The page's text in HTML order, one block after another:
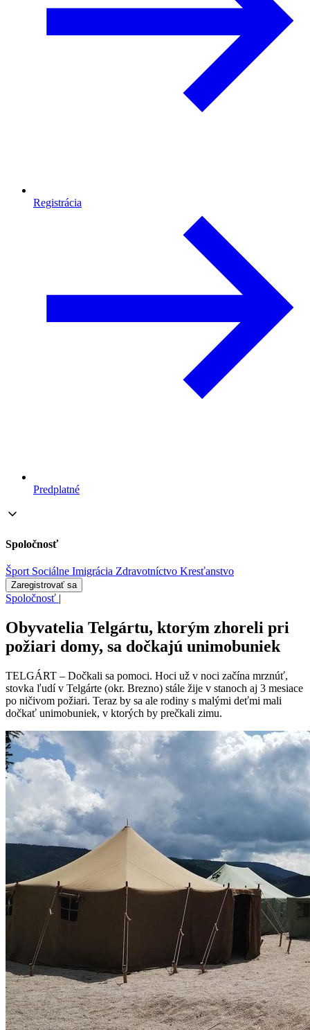
Registrácia
Predplatné
Spoločnosť
Šport Sociálne Imigrácia Zdravotníctvo Kresťanstvo
Zaregistrovať sa
Spoločnosť |
Obyvatelia Telgártu, ktorým zhoreli pri
požiari domy, sa dočkajú unimobuniek
TELGÁRT – Dočkali sa pomoci. Hoci už v noci začína mrznúť,
stovka ľudí v Telgárte (okr. Brezno) stále žije v stanoch aj 3 mesiace
po ničivom požiari. Teraz by sa ale rodiny s malými deťmi mali
dočkať unimobuniek, v ktorých by prečkali zimu.